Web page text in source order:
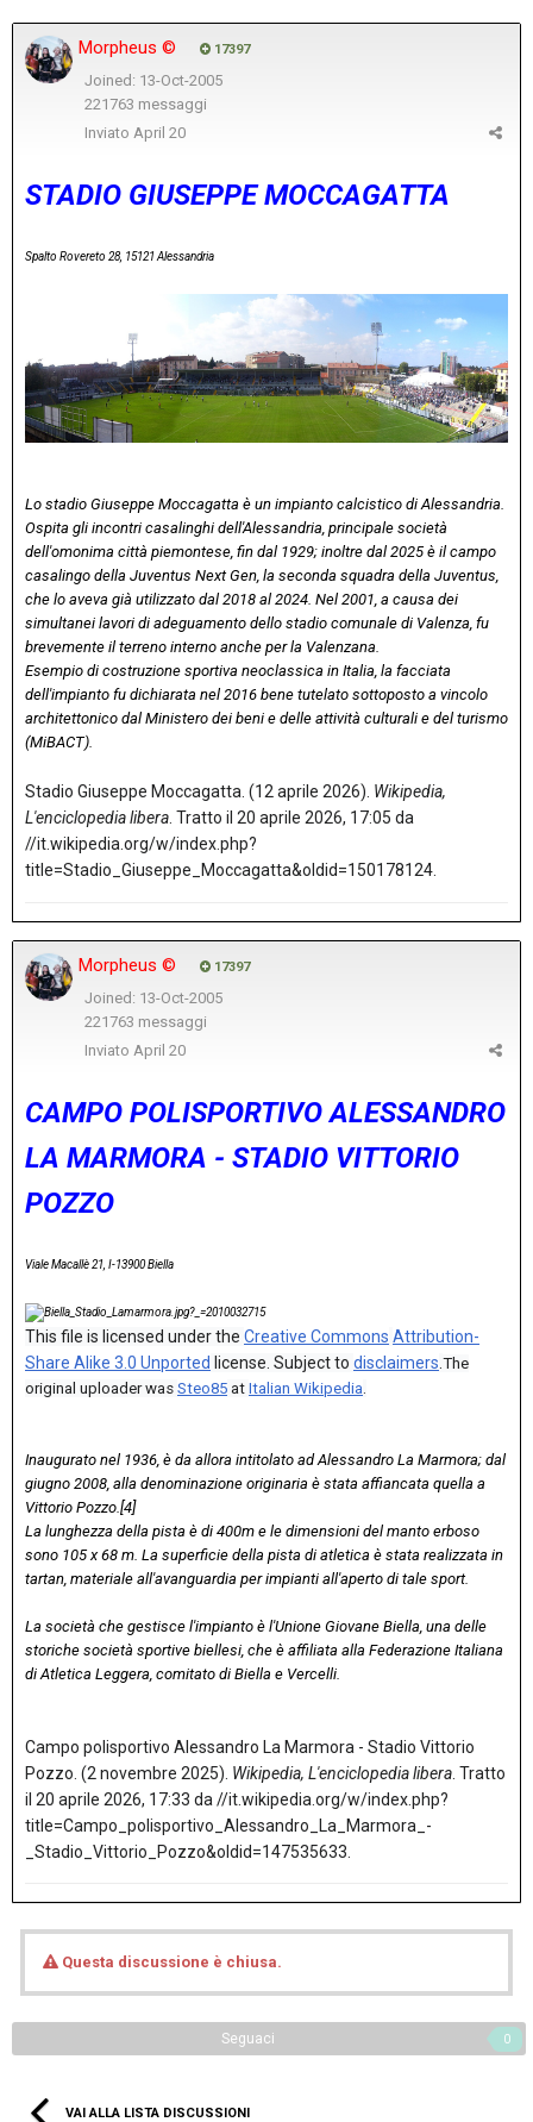
Morpheus © 17397
Joined: 13-Oct-2005
221763 messaggi
Inviato April 20
STADIO GIUSEPPE MOCCAGATTA
Spalto Rovereto 28, 15121 Alessandria
Lo stadio Giuseppe Moccagatta è un impianto calcistico di Alessandria.
Ospita gli incontri casalinghi dell'Alessandria, principale società
dell'omonima città piemontese, fin dal 1929; inoltre dal 2025 è il campo
casalingo della Juventus Next Gen, la seconda squadra della Juventus,
che lo aveva già utilizzato dal 2018 al 2024. Nel 2001, a causa dei
simultanei lavori di adeguamento dello stadio comunale di Valenza, fu
brevemente il terreno interno anche per la Valenzana.
Esempio di costruzione sportiva neoclassica in Italia, la facciata
dell'impianto fu dichiarata nel 2016 bene tutelato sottoposto a vincolo
architettonico dal Ministero dei beni e delle attività culturali e del turismo
(MiBACT).
Stadio Giuseppe Moccagatta. (12 aprile 2026). Wikipedia,
L'enciclopedia libera. Tratto il 20 aprile 2026, 17:05 da
//it.wikipedia.org/w/index.php?
title=Stadio_Giuseppe_Moccagatta&oldid=150178124.
Morpheus © 17397
Joined: 13-Oct-2005
221763 messaggi
Inviato April 20
CAMPO POLISPORTIVO ALESSANDRO
LA MARMORA - STADIO VITTORIO
POZZO
Viale Macallè 21, I-13900 Biella
This file is licensed under the Creative Commons Attribution-
Share Alike 3.0 Unported license. Subject to disclaimers The
original uploader was Steo85 at Italian Wikipedia
Inaugurato nel 1936, è da allora intitolato ad Alessandro La Marmora; dal
giugno 2008, alla denominazione originaria è stata affiancata quella a
Vittorio Pozzo.[4]
La lunghezza della pista è di 400m e le dimensioni del manto erboso
sono 105 x 68 m. La superficie della pista di atletica è stata realizzata in
tartan, materiale all'avanguardia per impianti all'aperto di tale sport.
La società che gestisce l'impianto è l'Unione Giovane Biella, una delle
storiche società sportive biellesi, che è affiliata alla Federazione Italiana
di Atletica Leggera, comitato di Biella e Vercelli.
Campo polisportivo Alessandro La Marmora - Stadio Vittorio
Pozzo. (2 novembre 2025). Wikipedia, L'enciclopedia libera . Tratto
il 20 aprile 2026, 17:33 da //it.wikipedia.org/w/index.php?
title=Campo_polisportivo_Alessandro_La_Marmora_-
_Stadio_Vittorio_Pozzo&oldid=147535633.
Questa discussione è chiusa.
Seguaci 0
VAI ALLA LISTA DISCUSSIONI